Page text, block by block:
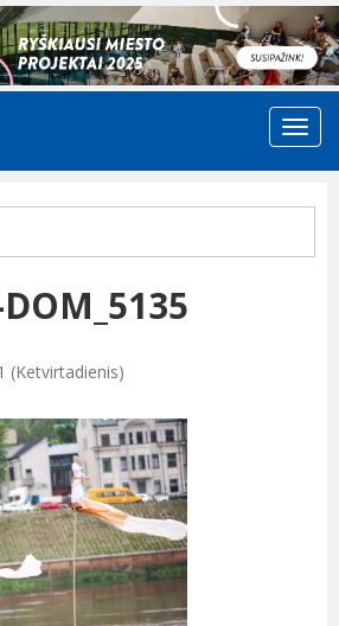
(Ketvirtadienis)